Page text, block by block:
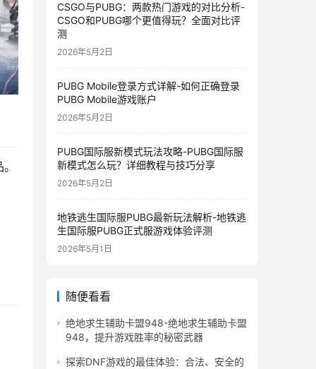
CSGO与PUBG：两款热门游戏的对比分析-
CSGO和PUBG哪个更值得玩？全面对比评
测
2026年5月2日
PUBG Mobile登录方式详解-如何正确登录
PUBG Mobile游戏账户
2026年5月2日
PUBG国际服新模式玩法攻略-PUBG国际服
新模式怎么玩？详细教程与技巧分享
2026年5月2日
地铁逃生国际服PUBG最新玩法解析-地铁逃
生国际服PUBG正式服游戏体验评测
2026年5月1日
随便看看
绝地求生辅助卡盟948-绝地求生辅助卡盟
948，提升游戏胜率的秘密武器
探索DNF游戏的最佳体验：合法、安全的